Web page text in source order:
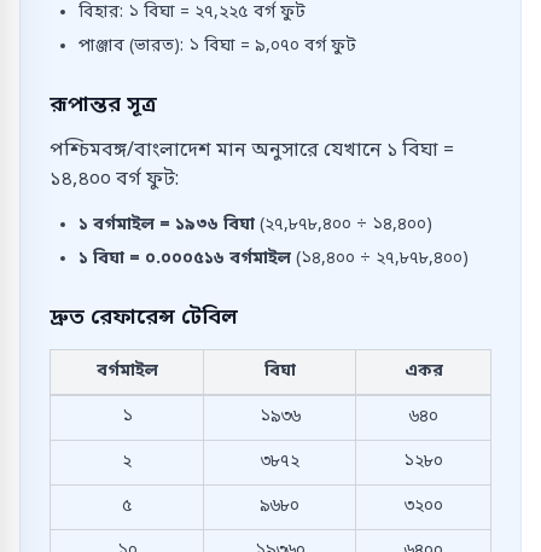
বিহার: ১ বিঘা = ২৭,২২৫ বর্গ ফুট
পাঞ্জাব (ভারত): ১ বিঘা = ৯,০৭০ বর্গ ফুট
রূপান্তর সূত্র
পশ্চিমবঙ্গ/বাংলাদেশ মান অনুসারে যেখানে ১ বিঘা =
১৪,৪০০ বর্গ ফুট:
১ বর্গমাইল = ১৯৩৬ বিঘা (২৭,৮৭৮,৪০০ ÷ ১৪,৪০০)
১ বিঘা = ০.০০০৫১৬ বর্গমাইল (১৪,৪০০ ÷ ২৭,৮৭৮,৪০০)
দ্রুত রেফারেন্স টেবিল
বর্গমাইল থেকে বিঘা এবং একরে সাধারণ রূপান্তর
বর্গমাইল বিঘা
একর
১
১৯৩৬
৬৪০
২
৩৮৭২
১২৮০
৫
৯৬৮০
৩২০০